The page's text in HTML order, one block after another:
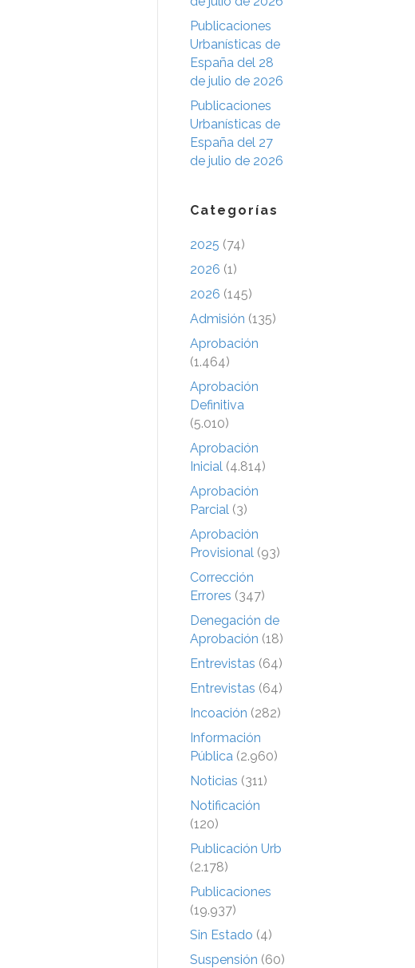
Publicaciones
Urbanísticas de
España del 28
de julio de 2026
Publicaciones
Urbanísticas de
España del 27
de julio de 2026
Categorías
2025 (74)
2026 (1)
2026 (145)
Admisión (135)
Aprobación
(1.464)
Aprobación
Definitiva
(5.010)
Aprobación
Inicial (4.814)
Aprobación
Parcial (3)
Aprobación
Provisional (93)
Corrección
Errores (347)
Denegación de
Aprobación (18)
Entrevistas (64)
Entrevistas (64)
Incoación (282)
Información
Pública (2.960)
Noticias (311)
Notificación
(120)
Publicación Urb
(2.178)
Publicaciones
(19.937)
Sin Estado (4)
Suspensión (60)